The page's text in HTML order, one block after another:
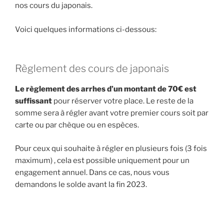
nos cours du japonais.
Voici quelques informations ci-dessous:
Règlement des cours de japonais
Le règlement des arrhes d’un montant de 70€ est
suffissant pour réserver votre place. Le reste de la
somme sera à régler avant votre premier cours soit par
carte ou par chèque ou en espèces.
Pour ceux qui souhaite à régler en plusieurs fois (3 fois
maximum) , cela est possible uniquement pour un
engagement annuel. Dans ce cas, nous vous
demandons le solde avant la fin 2023.